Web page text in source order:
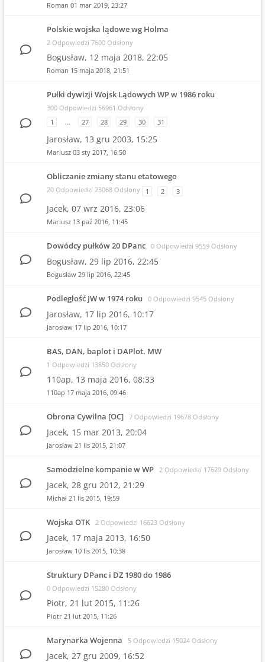
Roman 01 mar 2019, 23:27
Polskie wojska lądowe wg Holma
2 Odpowiedzi 7600 Odsłony
Bogusław, 12 maja 2018, 22:05
Roman 15 maja 2018, 21:51
Pułki dywizji Wojsk Lądowych WP w 1986 roku
300 Odpowiedzi 56961 Odsłony
1
… 27 28 29 30 31
Jarosław, 13 gru 2003, 15:25
Mariusz 03 sty 2017, 16:50
Obliczanie zmiany stanu etatowego
20 Odpowiedzi 23068 Odsłony 1 2 3
Jacek, 07 wrz 2016, 23:06
Mariusz 13 paź 2016, 11:45
Dowódcy pułków 20 DPanc 0 Odpowiedzi 9559 Odsłony
Bogusław, 29 lip 2016, 22:45
Bogusław 29 lip 2016, 22:45
Podległość JW w 1974 roku 0 Odpowiedzi 9545 Odsłony
Jarosław, 17 lip 2016, 10:17
Jarosław 17 lip 2016, 10:17
BAS, DAN, baplot i DAPlot. MW
1 Odpowiedzi 13850 Odsłony
110ap, 13 maja 2016, 08:33
110ap 17 maja 2016, 09:46
Obrona Cywilna [OC] 7 Odpowiedzi 19678 Odsłony
Jacek, 15 mar 2013, 20:04
Jarosław 21 lis 2015, 21:07
Samodzielne kompanie w WP 2 Odpowiedzi 17629 Odsłony
Jacek, 28 gru 2012, 21:29
Michał 21 lis 2015, 19:59
Wojska OTK 2 Odpowiedzi 16623 Odsłony
Jacek, 17 maja 2013, 16:50
Jarosław 10 lis 2015, 10:38
Struktury DPanc i DZ 1980 do 1986
0 Odpowiedzi 15280 Odsłony
Piotr, 21 lut 2015, 11:26
Piotr 21 lut 2015, 11:26
Marynarka Wojenna 5 Odpowiedzi 15024 Odsłony
Jacek, 27 gru 2009, 16:52